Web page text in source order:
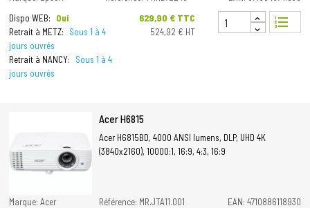
Dispo WEB:
Oui
Retrait à METZ:
Sous 1 à 4
jours ouvrés
Retrait à NANCY:
Sous 1 à 4
jours ouvrés
Prix
629,90 € TTC
524,92 € HT
format_list_numbered
Acer H6815
Acer H6815BD, 4000 ANSI lumens, DLP, UHD 4K
(3840x2160), 10000:1, 16:9, 4:3, 16:9
Marque: Acer Référence: MR.JTA11.001
EAN: 4710886118930